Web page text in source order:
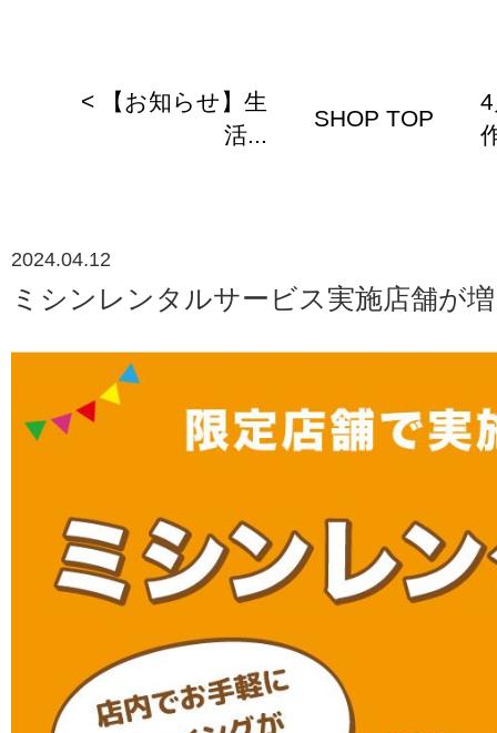
< 【お知らせ】生
活...
SHOP TOP
2024.04.12
ミシンレンタルサービス実施店舗が